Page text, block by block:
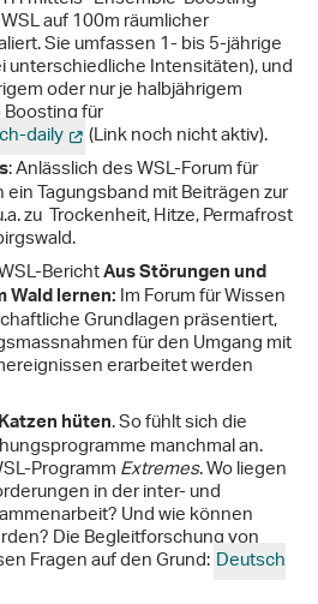
auf 100m räumlicher
Sie umfassen 1- bis 5-jährige
unterschiedliche Intensitäten), und
oder nur je halbjährigem
für
daily
(Link noch nicht aktiv).
: Anlässlich des WSL-Forum für
Tagungsband mit Beiträgen zur
zu Trockenheit, Hitze, Permafrost
BerichtAus Störungen und
Wald lernen:Im Forum für Wissen
Grundlagen präsentiert,
für den Umgang mit
erarbeitet werden
Katzen hüten. So fühlt sich die
manchmal an.
ProgrammExtremes. Wo liegen
in der inter- und
Und wie können
Die Begleitforschung von
Fragen auf den Grund:Deutsch